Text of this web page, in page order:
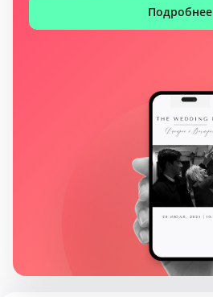
Подробнее